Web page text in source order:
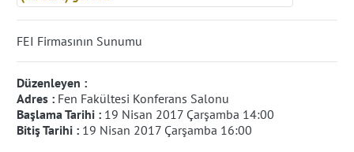
FEI Firmasının Sunumu
Düzenleyen :
Adres : Fen Fakültesi Konferans Salonu
Başlama Tarihi : 19 Nisan 2017 Çarşamba 14:00
Bitiş Tarihi : 19 Nisan 2017 Çarşamba 16:00